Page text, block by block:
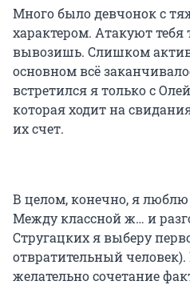
Много было девчонок с
характером. Атакуют тебя
вывозишь. Слишком
основном всё
встретился я только с
которая ходит на
их счет.
В целом, конечно, я
Между классной ж… и
Стругацких я выберу
отвратительный человек).
желательно сочетание